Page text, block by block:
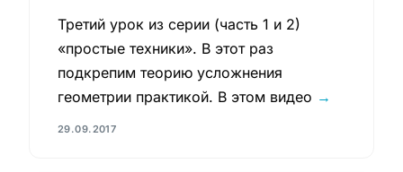
Третий урок из серии (часть 1 и 2)
«простые техники». В этот раз
подкрепим теорию усложнения
геометрии практикой. В этом видео →
29.09.2017